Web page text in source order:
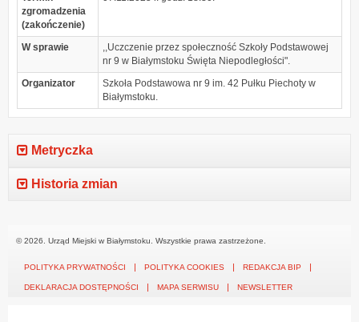
zgromadzenia
(zakończenie)
W sprawie
,,Uczczenie przez społeczność Szkoły Podstawowej
nr 9 w Białymstoku Święta Niepodległości".
Organizator
Szkoła Podstawowa nr 9 im. 42 Pułku Piechoty w
Białymstoku.
Metryczka
Historia zmian
© 2026. Urząd Miejski w Białymstoku. Wszystkie prawa zastrzeżone.
POLITYKA PRYWATNOŚCI POLITYKA COOKIES REDAKCJA BIP
DEKLARACJA DOSTĘPNOŚCI MAPA SERWISU NEWSLETTER